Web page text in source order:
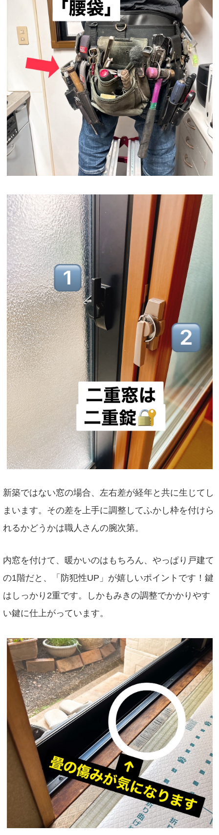
新築ではない窓の場合、左右差が経年と共に生じてし
まいます。その差を上手に調整してふかし枠を付けら
れるかどうかは職人さんの腕次第。
内窓を付けて、暖かいのはもちろん、やっぱり戸建て
の1階だと、「防犯性UP」が嬉しいポイントです！鍵
はしっかり2重です。しかもみきの調整でかかりやす
い鍵に仕上がっています。